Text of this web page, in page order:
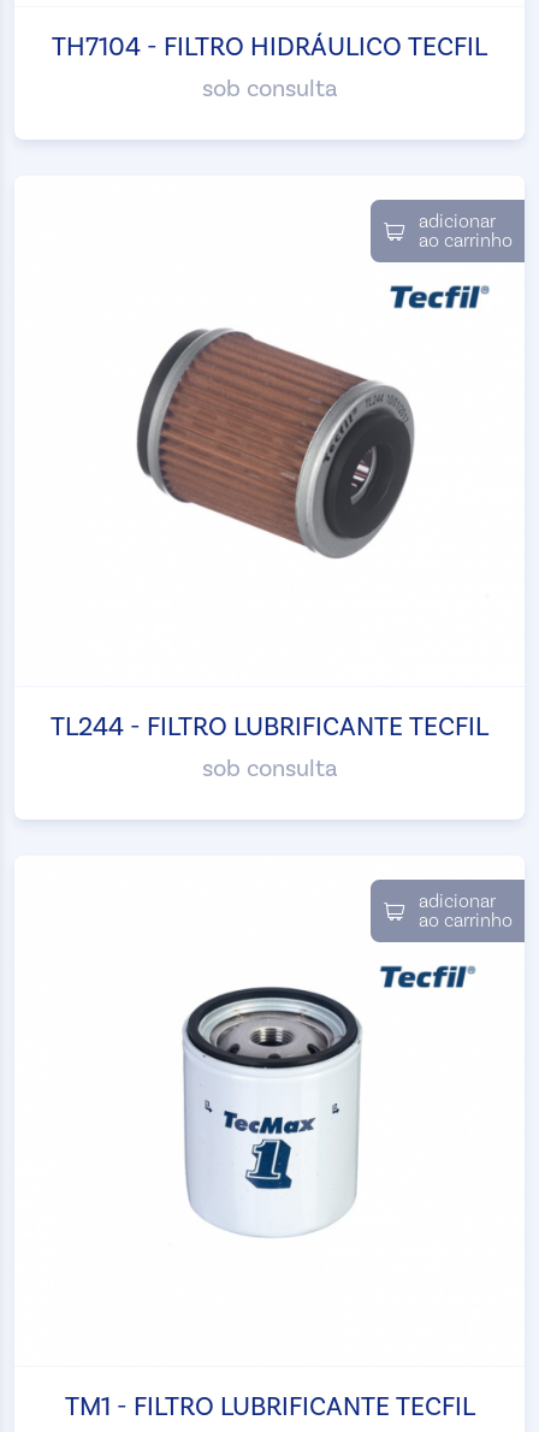
TH7104 - FILTRO HIDRÁULICO TECFIL
sob consulta
adicionar
ao carrinho
TL244 - FILTRO LUBRIFICANTE TECFIL
sob consulta
adicionar
ao carrinho
TM1 - FILTRO LUBRIFICANTE TECFIL